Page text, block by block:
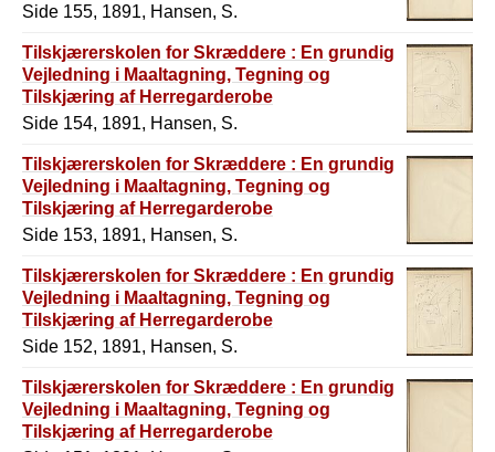
Side 155, 1891, Hansen, S.
Tilskjærerskolen for Skræddere : En grundig
Vejledning i Maaltagning, Tegning og
Tilskjæring af Herregarderobe
Side 154, 1891, Hansen, S.
Tilskjærerskolen for Skræddere : En grundig
Vejledning i Maaltagning, Tegning og
Tilskjæring af Herregarderobe
Side 153, 1891, Hansen, S.
Tilskjærerskolen for Skræddere : En grundig
Vejledning i Maaltagning, Tegning og
Tilskjæring af Herregarderobe
Side 152, 1891, Hansen, S.
Tilskjærerskolen for Skræddere : En grundig
Vejledning i Maaltagning, Tegning og
Tilskjæring af Herregarderobe